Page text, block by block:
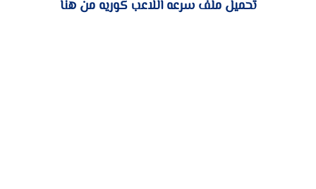
تحميل ملف سرعه اللاعب كوريه من هنا